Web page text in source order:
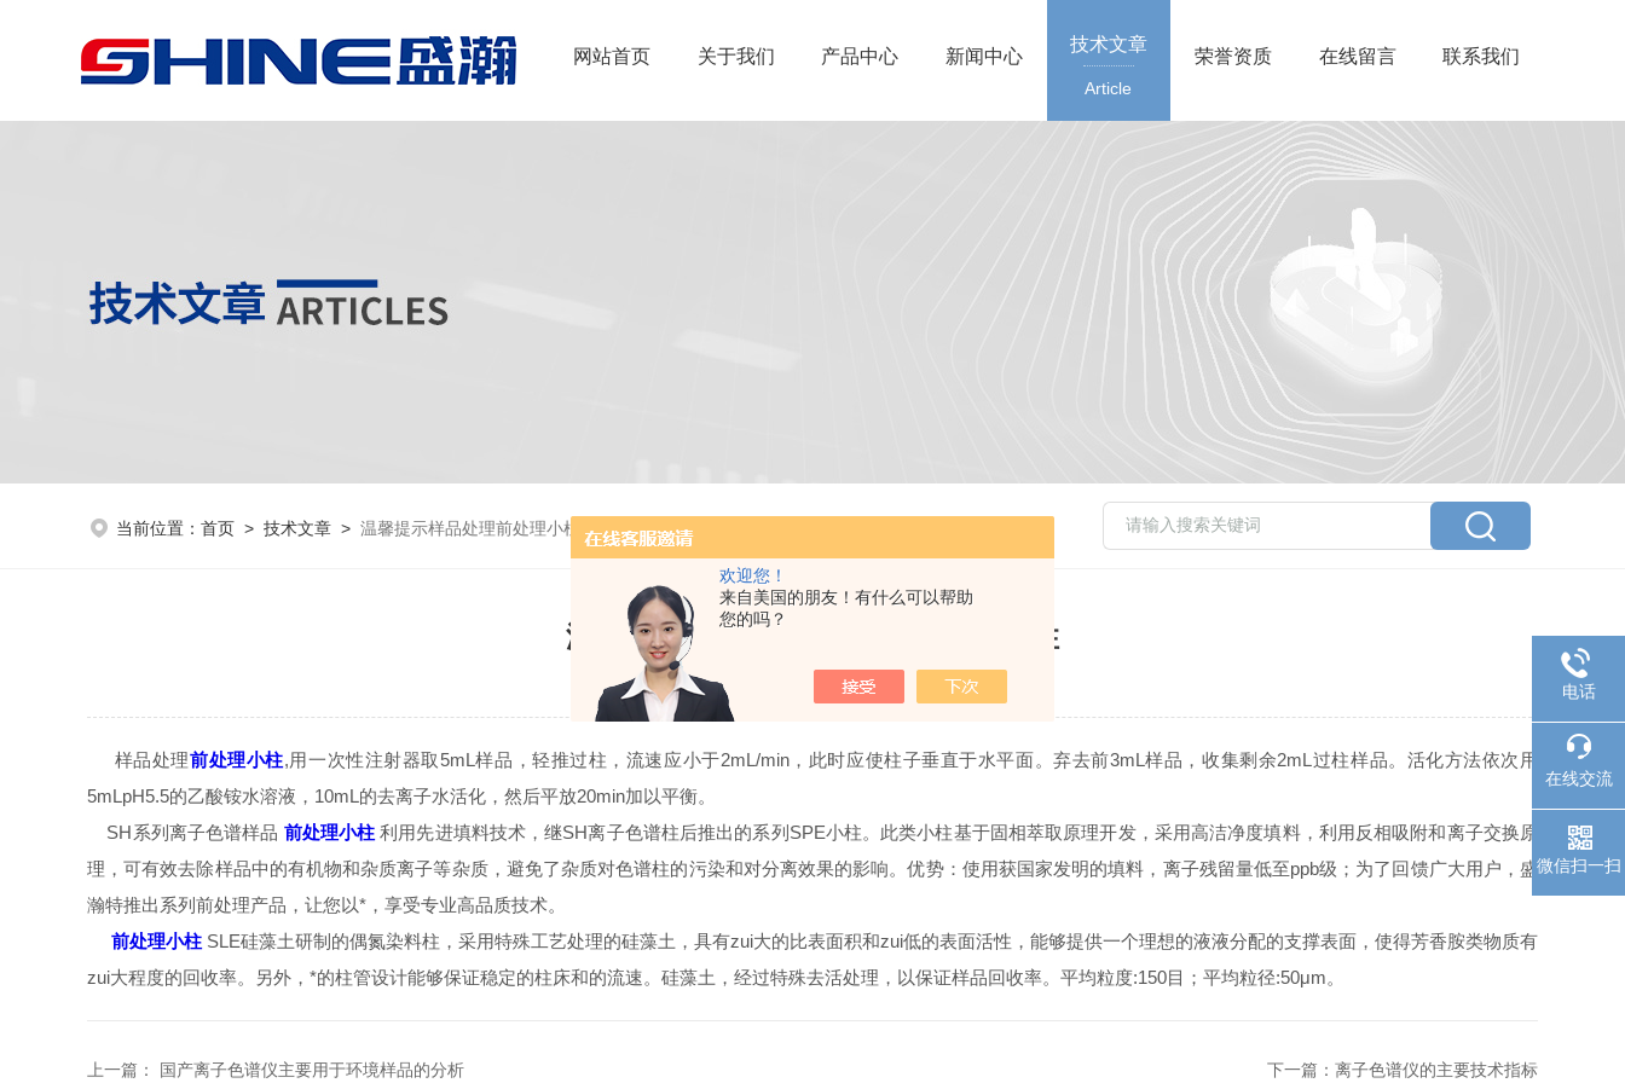
欢迎您！
来自美国的朋友！有什么可以帮助
您的吗？
网站首页 关于我们 产品中心 新闻中心
技术文章
Article
荣誉资质 在线留言 联系我们
当前位置： 首页 > 技术文章 > 温馨提示样品处理前处理小柱的规范性
温馨提示样品处理前处理小柱的规范性
更新时间：2014-10-21 点击次数：3702
样品处理前处理小柱,用一次性注射器取5mL样品，轻推过柱，流速应小于2mL/min，此时应使柱子垂直于水平面。弃去前3mL样品，收集剩余2mL过柱样品。活化方法依次用
5mLpH5.5的乙酸铵水溶液，10mL的去离子水活化，然后平放20min加以平衡。
SH系列离子色谱样品 前处理小柱 利用先进填料技术，继SH离子色谱柱后推出的系列SPE小柱。此类小柱基于固相萃取原理开发，采用高洁净度填料，利用反相吸附和离子交换原
理，可有效去除样品中的有机物和杂质离子等杂质，避免了杂质对色谱柱的污染和对分离效果的影响。优势：使用获国家发明的填料，离子残留量低至ppb级；为了回馈广大用户，盛
瀚特推出系列前处理产品，让您以*，享受专业高品质技术。
前处理小柱 SLE硅藻土研制的偶氮染料柱，采用特殊工艺处理的硅藻土，具有zui大的比表面积和zui低的表面活性，能够提供一个理想的液液分配的支撑表面，使得芳香胺类物质有
zui大程度的回收率。另外，*的柱管设计能够保证稳定的柱床和的流速。硅藻土，经过特殊去活处理，以保证样品回收率。平均粒度:150目；平均粒径:50μm。
上一篇： 国产离子色谱仪主要用于环境样品的分析 下一篇： 离子色谱仪的主要技术指标
电话
在线交流
微信扫一扫